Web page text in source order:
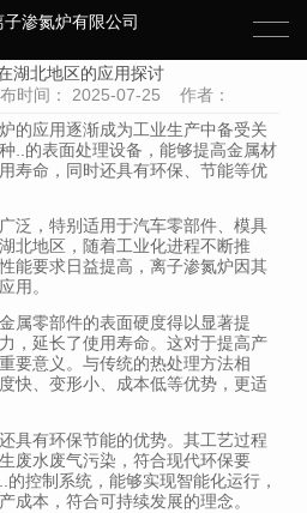
渗氮炉有限公司
湖北地区的应用探讨
时间： 2025-07-25 作者：
的应用逐渐成为工业生产中备受关
..的表面处理设备，能够提高金属材
寿命，同时还具有环保、节能等优
泛，特别适用于汽车零部件、模具
北地区，随着工业化进程不断推
能要求日益提高，离子渗氮炉因其
用。
属零部件的表面硬度得以显著提
，延长了使用寿命。这对于提高产
要意义。与传统的热处理方法相
快、变形小、成本低等优势，更适
具有环保节能的优势。其工艺过程
废水废气污染，符合现代环保要
控制系统，能够实现智能化运行，
成本，符合可持续发展的理念。